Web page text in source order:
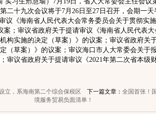
二十九次会议将于7月26日至27日召开，会期一天
议《海南省人民代表大会常务委员会关于贯彻实
案；审议省政府关于提请审议《海南省人民代表
构实施的决定（草案）》的议案；审议省政府关
（草案）》的议案；审议海口市人大常委会关于
审议省政府关于提请审议《2021年第二次省本级
立，系海南第二个综合保税区 下一篇文章： 全国首张！
境服务贸易负面清单！